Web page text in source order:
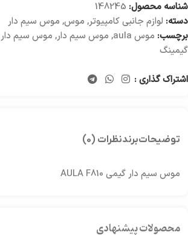
شناسه محصول: 148245
دسته: لوازم جانبی کامپیوتر, موس, موس سیم دار
برچسب: موس aula , موس سیم دار, موس سیم دار AULA
گیمینگ
اشتراک گذاری :
توضیحاتبرندنظرات (0)
موس سیم دار گیمی AULA F810
محصولات پیشنهادی